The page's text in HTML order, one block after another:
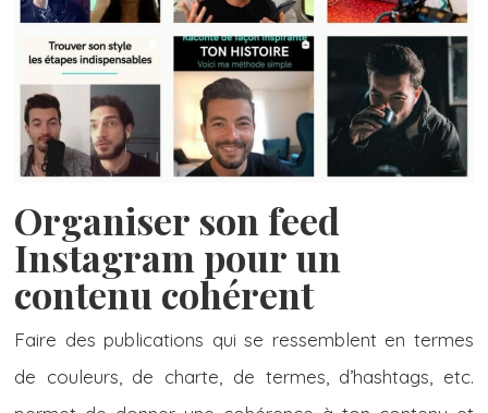
Organiser son feed
Instagram pour un
contenu cohérent
Faire des publications qui se ressemblent en termes
de couleurs, de charte, de termes, d’hashtags, etc.